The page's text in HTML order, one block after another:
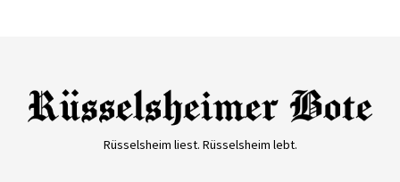
Rüsselsheim liest. Rüsselsheim lebt.